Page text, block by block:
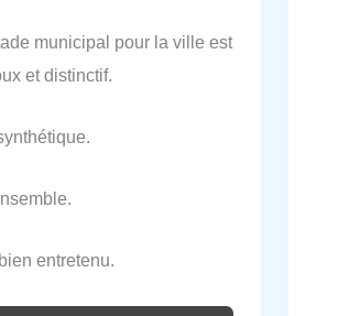
municipal pour la ville est
et distinctif.
entretenu.